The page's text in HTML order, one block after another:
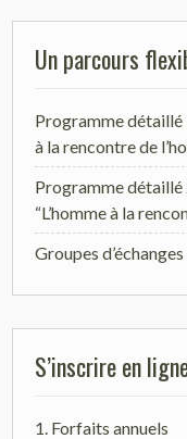
Un parcours
Programme détaillé
à la rencontre de
Programme détaillé
“L’homme à la
Groupes d’échanges
S’inscrire en
1. Forfaits annuels